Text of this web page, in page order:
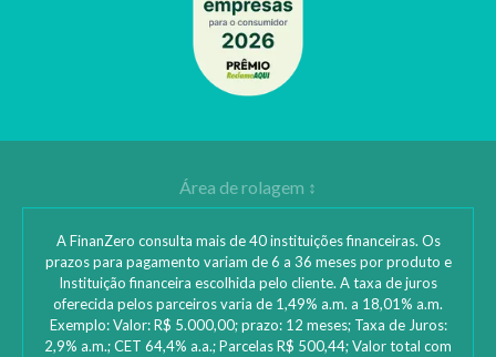
A FinanZero consulta mais de 40 instituições financeiras. Os
prazos para pagamento variam de 6 a 36 meses por produto e
Instituição financeira escolhida pelo cliente. A taxa de juros
oferecida pelos parceiros varia de 1,49% a.m. a 18,01% a.m.
Exemplo: Valor: R$ 5.000,00; prazo: 12 meses; Taxa de Juros:
2,9% a.m.; CET 64,4% a.a.; Parcelas R$ 500,44; Valor total com